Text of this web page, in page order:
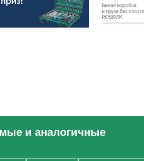
и аналогичные